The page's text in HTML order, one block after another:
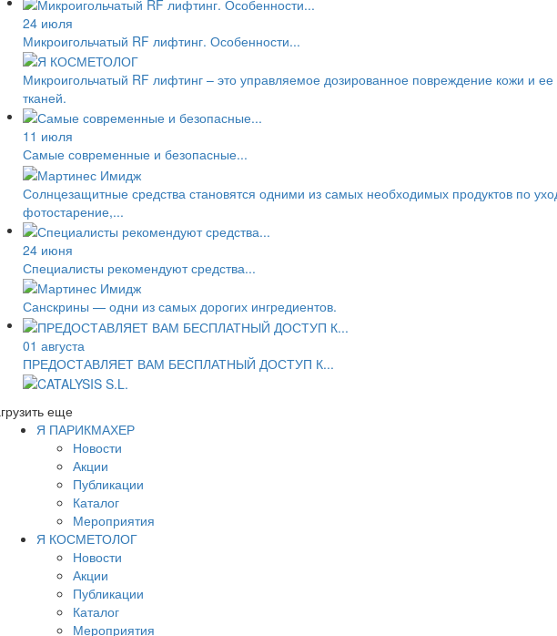
24 июля
Микроигольчатый RF лифтинг. Особенности...
Микроигольчатый RF лифтинг – это управляемое дозированное повреждение кожи и
тканей.
11 июля
Самые современные и безопасные...
Солнцезащитные средства становятся одними из самых необходимых продуктов по
фотостарение,...
24 июня
Специалисты рекомендуют средства...
Санскрины — одни из самых дорогих ингредиентов.
01 августа
ПРЕДОСТАВЛЯЕТ ВАМ БЕСПЛАТНЫЙ ДОСТУП К...
еще
Я ПАРИКМАХЕР
Новости
Акции
Публикации
Каталог
Мероприятия
Я КОСМЕТОЛОГ
Новости
Акции
Публикации
Каталог
Мероприятия